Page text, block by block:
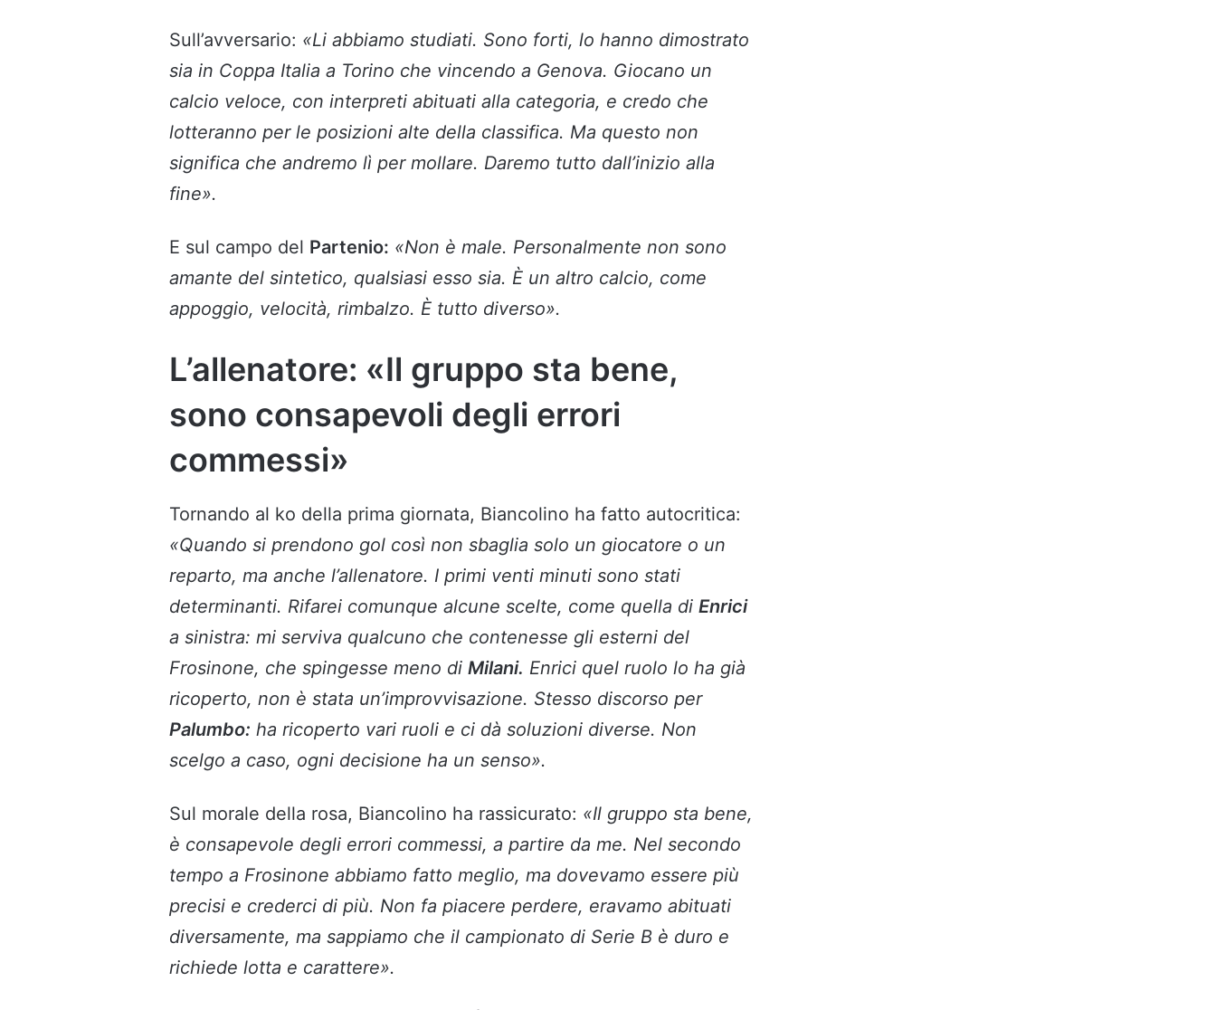
Sull’avversario: «Li abbiamo studiati. Sono forti, lo hanno dimostrato
sia in Coppa Italia a Torino che vincendo a Genova. Giocano un
calcio veloce, con interpreti abituati alla categoria, e credo che
lotteranno per le posizioni alte della classifica. Ma questo non
significa che andremo lì per mollare. Daremo tutto dall’inizio alla
fine».
E sul campo del Partenio: «Non è male. Personalmente non sono
amante del sintetico, qualsiasi esso sia. È un altro calcio, come
appoggio, velocità, rimbalzo. È tutto diverso».
L’allenatore: «Il gruppo sta bene,
sono consapevoli degli errori
commessi»
Tornando al ko della prima giornata, Biancolino ha fatto autocritica:
«Quando si prendono gol così non sbaglia solo un giocatore o un
reparto, ma anche l’allenatore. I primi venti minuti sono stati
determinanti. Rifarei comunque alcune scelte, come quella di Enrici
a sinistra: mi serviva qualcuno che contenesse gli esterni del
Frosinone, che spingesse meno di Milani. Enrici quel ruolo lo ha già
ricoperto, non è stata un’improvvisazione. Stesso discorso per
Palumbo: ha ricoperto vari ruoli e ci dà soluzioni diverse. Non
scelgo a caso, ogni decisione ha un senso».
Sul morale della rosa, Biancolino ha rassicurato: «Il gruppo sta bene,
è consapevole degli errori commessi, a partire da me. Nel secondo
tempo a Frosinone abbiamo fatto meglio, ma dovevamo essere più
precisi e crederci di più. Non fa piacere perdere, eravamo abituati
diversamente, ma sappiamo che il campionato di Serie B è duro e
richiede lotta e carattere».